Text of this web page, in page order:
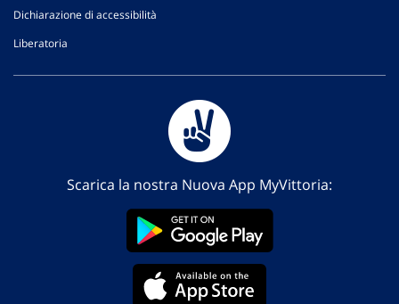
Dichiarazione di accessibilità
Liberatoria
Scarica la nostra Nuova App MyVittoria: